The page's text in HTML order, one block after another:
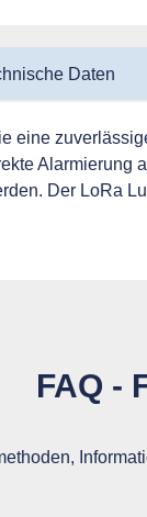
Daten
eine
Der LoRa
FAQ -